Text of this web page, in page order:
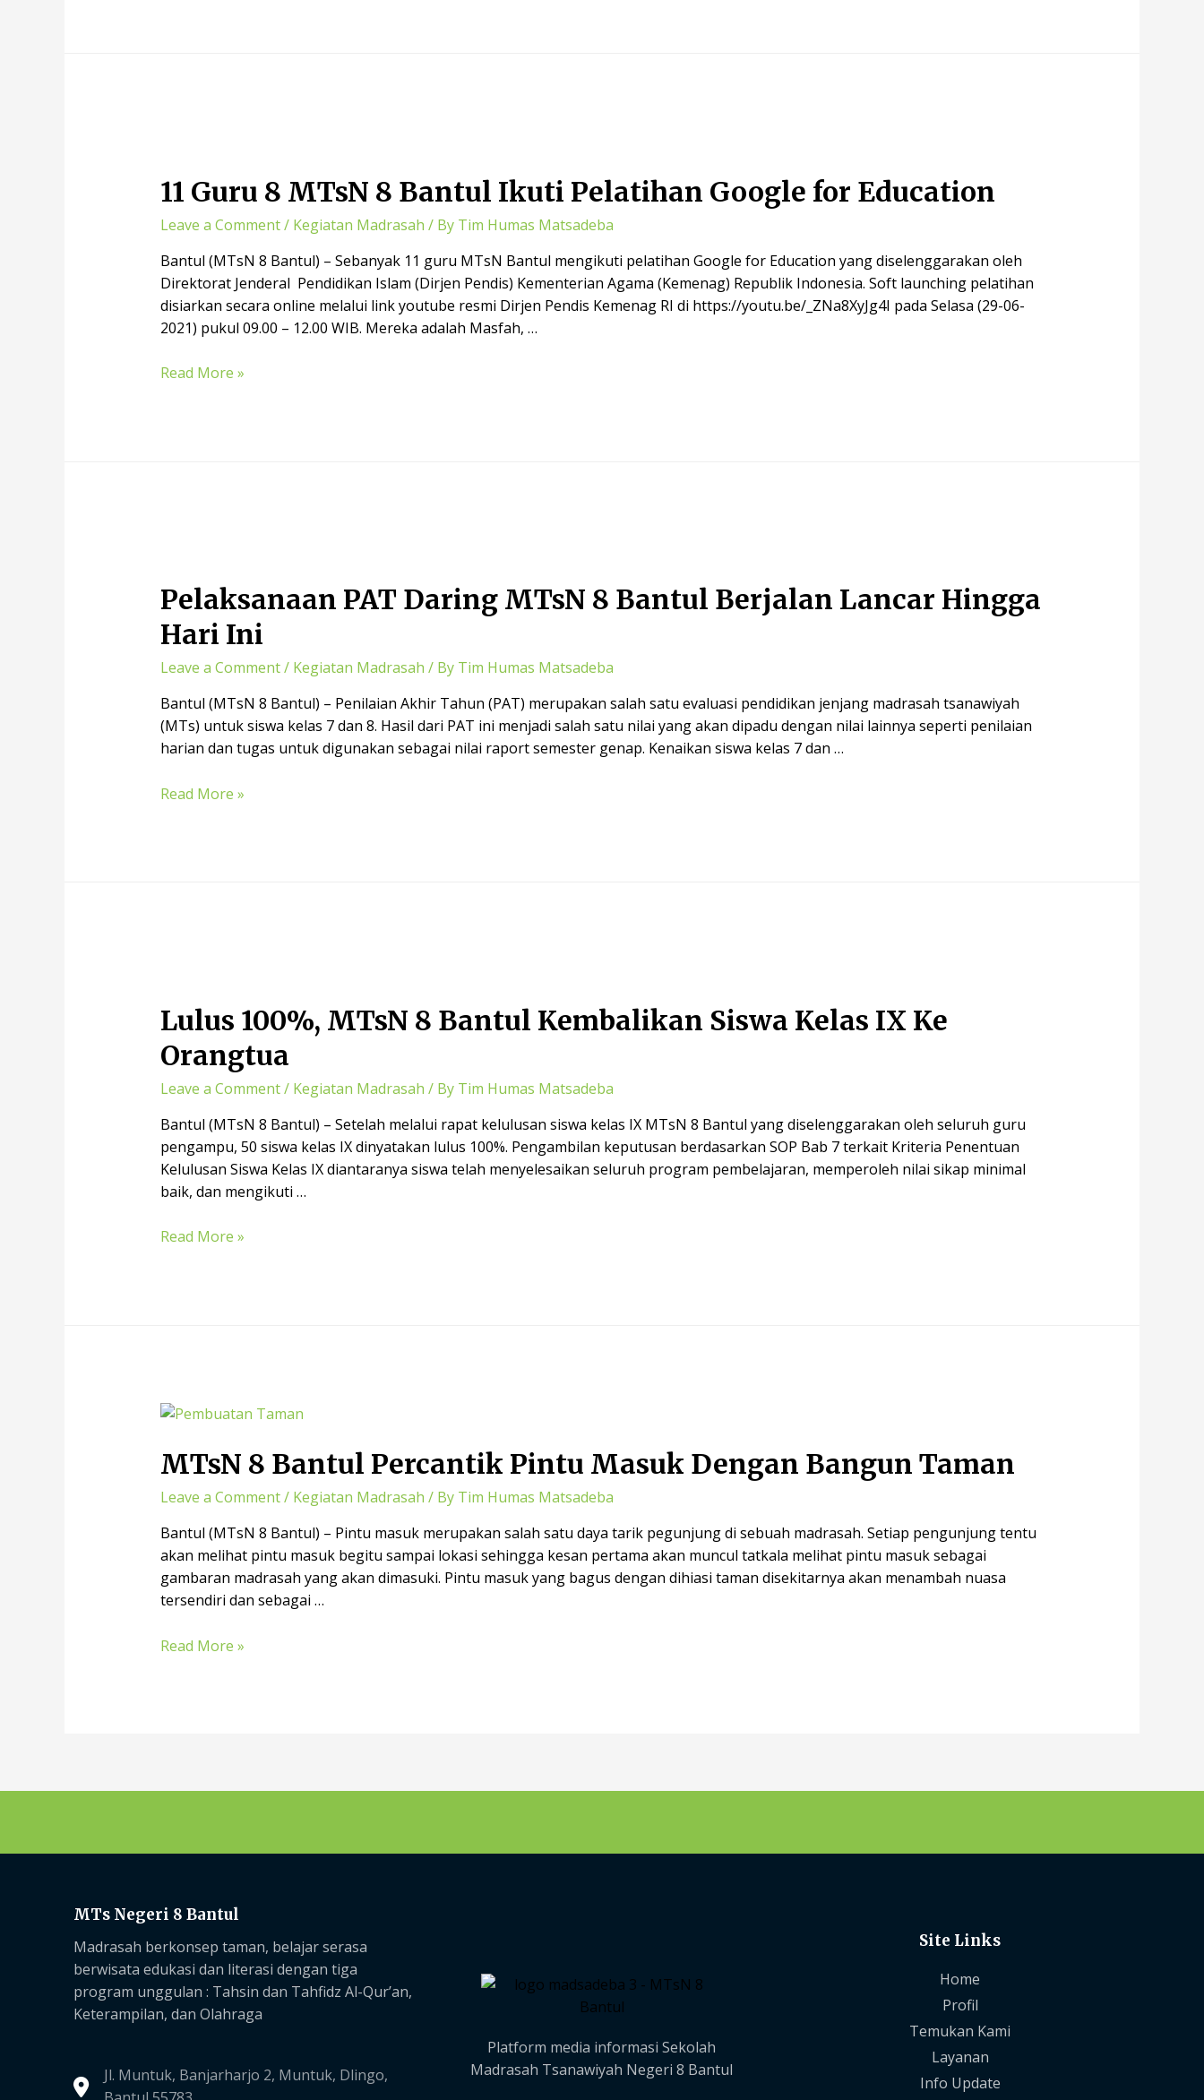
11 Guru 8 MTsN 8 Bantul Ikuti Pelatihan Google for Education
Leave a Comment/ Kegiatan Madrasah / By Tim Humas Matsadeba
Bantul (MTsN 8 Bantul) – Sebanyak 11 guru MTsN Bantul mengikuti pelatihan Google for Education yang diselenggarakan oleh
Direktorat Jenderal Pendidikan Islam (Dirjen Pendis) Kementerian Agama (Kemenag) Republik Indonesia. Soft launching pelatihan
disiarkan secara online melalui link youtube resmi Dirjen Pendis Kemenag RI di https://youtu.be/_ZNa8XyJg4I pada Selasa (29-06-
2021) pukul 09.00 – 12.00 WIB. Mereka adalah Masfah, …
Read More »
Pelaksanaan PAT Daring MTsN 8 Bantul Berjalan Lancar Hingga
Hari Ini
Leave a Comment/ Kegiatan Madrasah / By Tim Humas Matsadeba
Bantul (MTsN 8 Bantul) – Penilaian Akhir Tahun (PAT) merupakan salah satu evaluasi pendidikan jenjang madrasah tsanawiyah
(MTs) untuk siswa kelas 7 dan 8. Hasil dari PAT ini menjadi salah satu nilai yang akan dipadu dengan nilai lainnya seperti penilaian
harian dan tugas untuk digunakan sebagai nilai raport semester genap. Kenaikan siswa kelas 7 dan …
Read More »
Lulus 100%, MTsN 8 Bantul Kembalikan Siswa Kelas IX Ke
Orangtua
Leave a Comment/ Kegiatan Madrasah / By Tim Humas Matsadeba
Bantul (MTsN 8 Bantul) – Setelah melalui rapat kelulusan siswa kelas IX MTsN 8 Bantul yang diselenggarakan oleh seluruh guru
pengampu, 50 siswa kelas IX dinyatakan lulus 100%. Pengambilan keputusan berdasarkan SOP Bab 7 terkait Kriteria Penentuan
Kelulusan Siswa Kelas IX diantaranya siswa telah menyelesaikan seluruh program pembelajaran, memperoleh nilai sikap minimal
baik, dan mengikuti …
Read More »
MTsN 8 Bantul Percantik Pintu Masuk Dengan Bangun Taman
Leave a Comment/ Kegiatan Madrasah / By Tim Humas Matsadeba
Bantul (MTsN 8 Bantul) – Pintu masuk merupakan salah satu daya tarik pegunjung di sebuah madrasah. Setiap pengunjung tentu
akan melihat pintu masuk begitu sampai lokasi sehingga kesan pertama akan muncul tatkala melihat pintu masuk sebagai
gambaran madrasah yang akan dimasuki. Pintu masuk yang bagus dengan dihiasi taman disekitarnya akan menambah nuasa
tersendiri dan sebagai …
Read More »
MTs Negeri 8 Bantul
Madrasah berkonsep taman, belajar serasa
berwisata edukasi dan literasi dengan tiga
program unggulan : Tahsin dan Tahfidz Al-Qur’an,
Keterampilan, dan Olahraga
Jl. Muntuk, Banjarharjo 2, Muntuk, Dlingo,
Platform media informasi Sekolah
Madrasah Tsanawiyah Negeri 8 Bantul
Site Links
Home
Profil
Temukan Kami
Layanan
Info Update